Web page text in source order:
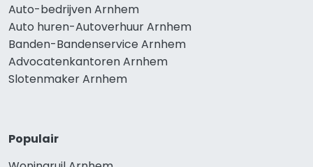
Auto-bedrijven Arnhem
Auto huren-Autoverhuur Arnhem
Banden-Bandenservice Arnhem
Advocatenkantoren Arnhem
Slotenmaker Arnhem
Populair